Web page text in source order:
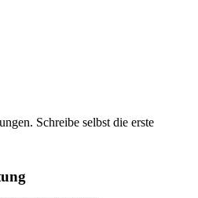
Schreibe selbst die erste